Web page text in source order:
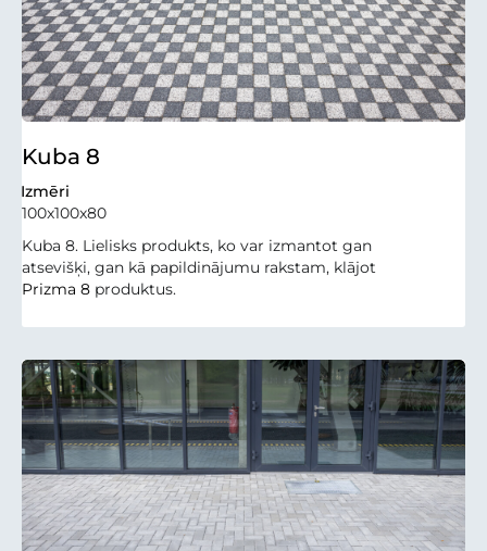
Kuba 8
Izmēri
100x100x80
Kuba 8. Lielisks produkts, ko var izmantot gan
atsevišķi, gan kā papildinājumu rakstam, klājot
Prizma 8 produktus.